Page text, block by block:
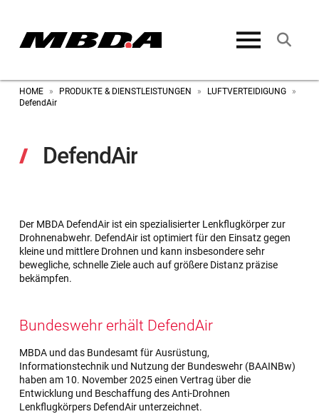
HOME » PRODUKTE & DIENSTLEISTUNGEN » LUFTVERTEIDIGUNG
»
DefendAir
DefendAir
Der MBDA DefendAir ist ein spezialisierter Lenkflugkörper zur
Drohnenabwehr. DefendAir ist optimiert für den Einsatz gegen
kleine und mittlere Drohnen und kann insbesondere sehr
bewegliche, schnelle Ziele auch auf größere Distanz präzise
bekämpfen.
Bundeswehr erhält DefendAir
MBDA und das Bundesamt für Ausrüstung,
Informationstechnik und Nutzung der Bundeswehr (BAAINBw)
haben am 10. November 2025 einen Vertrag über die
Entwicklung und Beschaffung des Anti-Drohnen
Lenkflugkörpers DefendAir unterzeichnet.